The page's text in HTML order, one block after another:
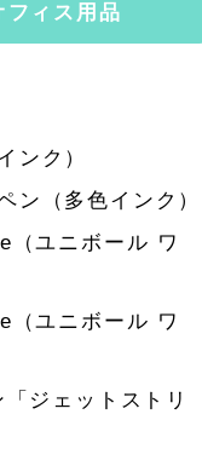
フィス用品
ンク）
ン（多色インク）
ユニボール ワ
ユニボール ワ
ジェットストリ